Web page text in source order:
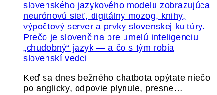
Prečo je slovenčina pre umelú inteligenciu
„chudobný“ jazyk — a čo s tým robia
slovenskí vedci
Keď sa dnes bežného chatbota opýtate niečo
po anglicky, odpovie plynule, presne…